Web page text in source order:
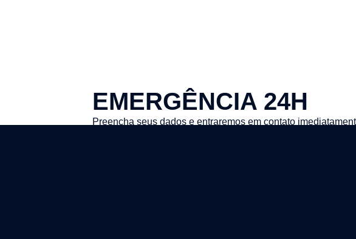
EMERGÊNCIA 24H
Preencha seus dados e entraremos em contato